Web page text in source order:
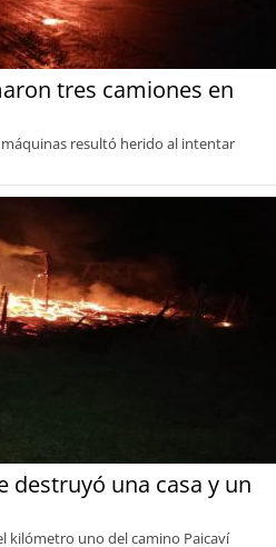
tres camiones en
resultó herido al intentar
destruyó una casa y un
kilómetro uno del camino Paicaví